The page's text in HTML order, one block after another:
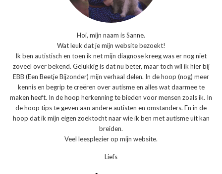
Hoi, mijn naam is Sanne.
Wat leuk dat je mijn website bezoekt!
Ik ben autistisch en toen ik net mijn diagnose kreeg was er nog niet
zoveel over bekend. Gelukkig is dat nu beter, maar toch wil ik hier bij
EBB (Een Beetje Bijzonder) mijn verhaal delen. In de hoop (nog) meer
kennis en begrip te creëren over autisme en alles wat daarmee te
maken heeft. In de hoop herkenning te bieden voor mensen zoals ik. In
de hoop tips te geven aan andere autisten en omstanders. En in de
hoop dat ik mijn eigen zoektocht naar wie ik ben met autisme uit kan
breiden.
Veel leesplezier op mijn website.
Liefs